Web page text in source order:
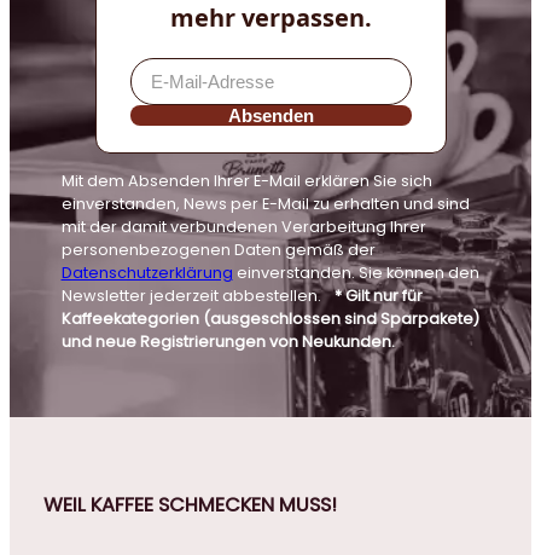
mehr verpassen.
Absenden
Mit dem Absenden Ihrer E-Mail erklären Sie sich
einverstanden, News per E-Mail zu erhalten und sind
mit der damit verbundenen Verarbeitung Ihrer
personenbezogenen Daten gemäß der
Datenschutzerklärung einverstanden. Sie können den
Newsletter jederzeit abbestellen.* Gilt nur für
Kaffeekategorien (ausgeschlossen sind Sparpakete)
und neue Registrierungen von Neukunden.
WEIL KAFFEE SCHMECKEN MUSS!